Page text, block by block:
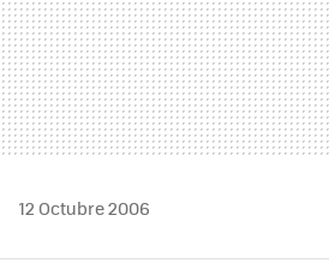
12 Octubre 2006